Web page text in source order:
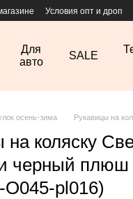
Условия опт и дроп
Для
авто
SALE
осень-зима Рукавицы на
на коляску
черный плюш
pl016)